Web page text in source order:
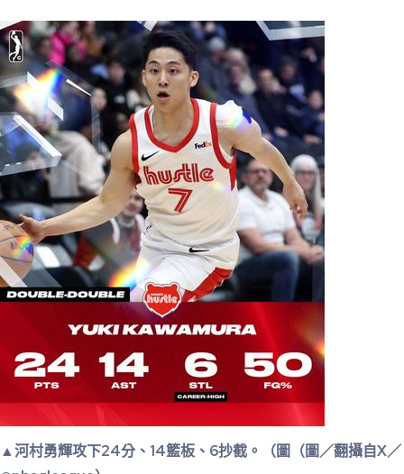
▲河村勇輝攻下24分、14籃板、6抄截。（圖（圖／翻攝自X／